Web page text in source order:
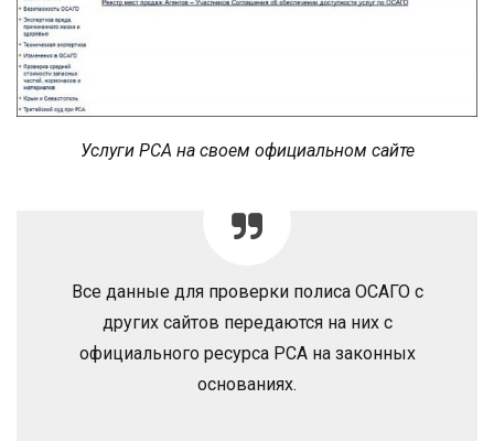
Услуги РСА на своем официальном сайте
Все данные для проверки полиса ОСАГО с
других сайтов передаются на них с
официального ресурса РСА на законных
основаниях.